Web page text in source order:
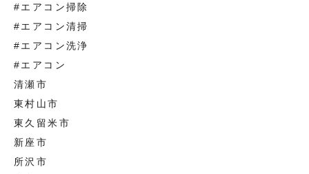
#エアコン掃除
#エアコン清掃
#エアコン洗浄
#エアコン
清瀬市
東村山市
東久留米市
新座市
所沢市